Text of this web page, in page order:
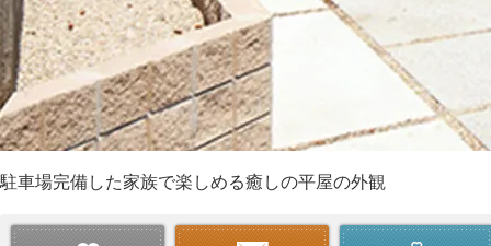
駐車場完備した家族で楽しめる癒しの平屋の外観